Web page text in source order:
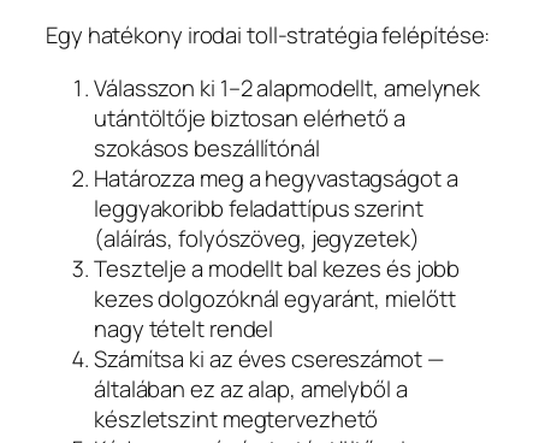
Egy hatékony irodai toll-stratégia felépítése:
Válasszon ki 1–2 alapmodellt, amelynek
utántöltője biztosan elérhető a
szokásos beszállítónál
Határozza meg a hegyvastagságot a
leggyakoribb feladattípus szerint
(aláírás, folyószöveg, jegyzetek)
Tesztelje a modellt bal kezes és jobb
kezes dolgozóknál egyaránt, mielőtt
nagy tételt rendel
Számítsa ki az éves csereszámot —
általában ez az alap, amelyből a
készletszint megtervezhető